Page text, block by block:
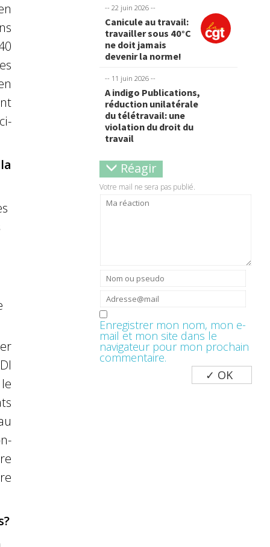
-- 22 juin 2026 --
Canicule au travail:
travailler sous 40°C
ne doit jamais
devenir la norme!
-- 11 juin 2026 --
A indigo Publications,
réduction unilatérale
du télétravail: une
violation du droit du
travail
Réagir
Votre mail ne sera pas publié.
Enregistrer mon nom, mon e-
mail et mon site dans le
navigateur pour mon prochain
commentaire.